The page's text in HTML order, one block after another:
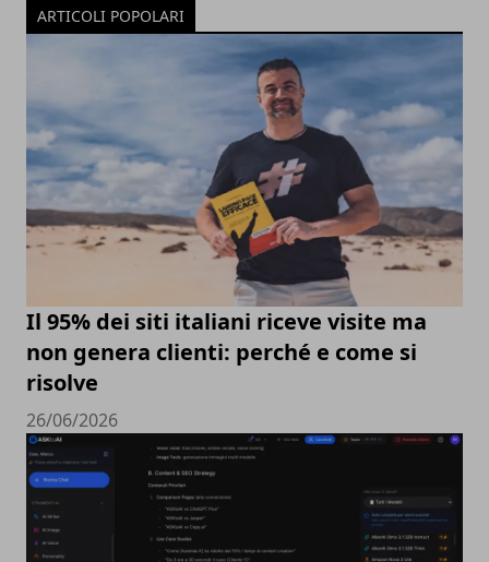
ARTICOLI POPOLARI
Il 95% dei siti italiani riceve visite ma
non genera clienti: perché e come si
risolve
26/06/2026